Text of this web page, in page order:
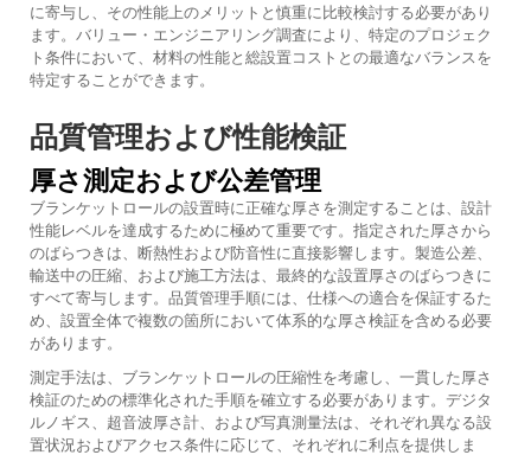
に寄与し、その性能上のメリットと慎重に比較検討する必要があり
ます。バリュー・エンジニアリング調査により、特定のプロジェク
ト条件において、材料の性能と総設置コストとの最適なバランスを
特定することができます。
品質管理および性能検証
厚さ測定および公差管理
ブランケットロールの設置時に正確な厚さを測定することは、設計
性能レベルを達成するために極めて重要です。指定された厚さから
のばらつきは、断熱性および防音性に直接影響します。製造公差、
輸送中の圧縮、および施工方法は、最終的な設置厚さのばらつきに
すべて寄与します。品質管理手順には、仕様への適合を保証するた
め、設置全体で複数の箇所において体系的な厚さ検証を含める必要
があります。
測定手法は、ブランケットロールの圧縮性を考慮し、一貫した厚さ
検証のための標準化された手順を確立する必要があります。デジタ
ルノギス、超音波厚さ計、および写真測量法は、それぞれ異なる設
置状況およびアクセス条件に応じて、それぞれに利点を提供しま